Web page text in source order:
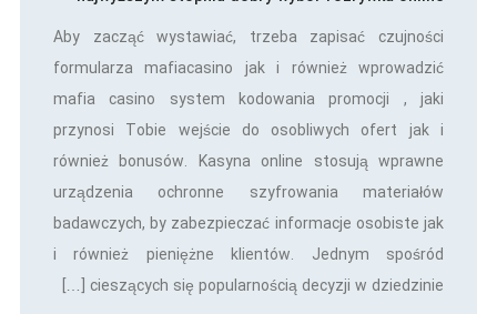
Aby zacząć wystawiać, trzeba zapisać czujności
formularza mafiacasino jak i również wprowadzić
mafia casino system kodowania promocji , jaki
przynosi Tobie wejście do osobliwych ofert jak i
również bonusów. Kasyna online stosują wprawne
urządzenia ochronne szyfrowania materiałów
badawczych, by zabezpieczać informacje osobiste jak
i również pieniężne klientów. Jednym spośród
cieszących się popularnością decyzji w dziedzinie […]